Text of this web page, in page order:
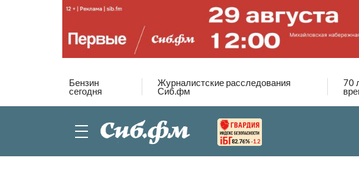
Бензин
сегодня
Журналистские расследования
Сиб.фм
70
82.76% -1.2